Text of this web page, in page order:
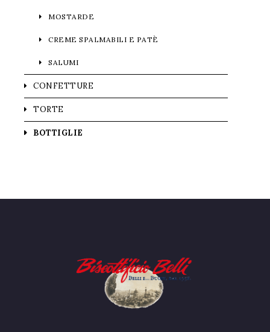
MOSTARDE
CREME SPALMABILI E PATÈ
SALUMI
CONFETTURE
TORTE
BOTTIGLIE